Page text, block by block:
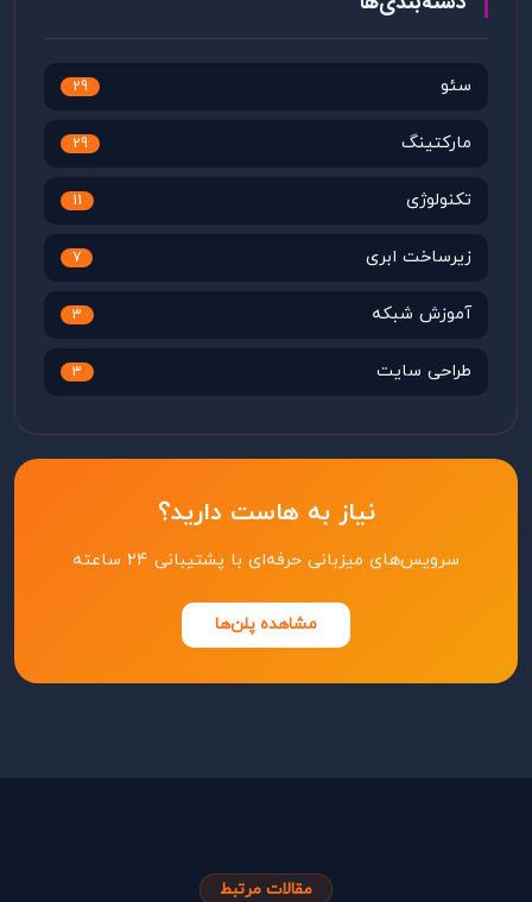
سئو 29
مارکتینگ 29
تکنولوژی 11
زیرساخت ابری 7
آموزش شبکه 3
طراحی سایت 3
نیاز به هاست دارید؟
سرویس‌های میزبانی حرفه‌ای با پشتیبانی ۲۴ ساعته
مشاهده پلن‌ها
مقالات مرتبط